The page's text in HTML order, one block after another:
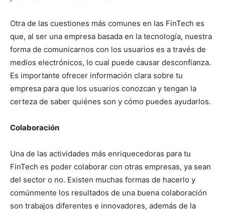
Otra de las cuestiones más comunes en las FinTech es
que, al ser una empresa basada en la tecnología, nuestra
forma de comunicarnos con los usuarios es a través de
medios electrónicos, lo cual puede causar desconfianza.
Es importante ofrecer información clara sobre tu
empresa para que los usuarios conozcan y tengan la
certeza de saber quiénes son y cómo puedes ayudarlos.
Colaboración
Una de las actividades más enriquecedoras para tu
FinTech es poder colaborar con otras empresas, ya sean
del sector o no. Existen muchas formas de hacerlo y
comúnmente los resultados de una buena colaboración
son trabajos diferentes e innovadores, además de la